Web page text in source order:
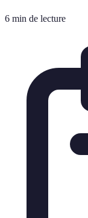
6 min de lecture